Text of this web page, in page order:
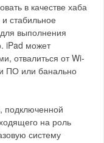
в качестве хаба
стабильное
выполнения
iPad может
отвалиться от Wi-
ПО или банально
подключенной
на роль
систему